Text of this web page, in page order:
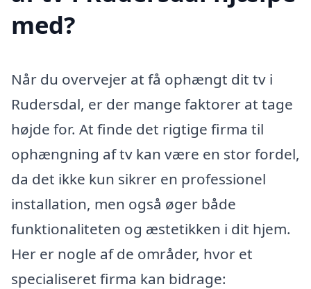
med?
Når du overvejer at få ophængt dit tv i
Rudersdal, er der mange faktorer at tage
højde for. At finde det rigtige firma til
ophængning af tv kan være en stor fordel,
da det ikke kun sikrer en professionel
installation, men også øger både
funktionaliteten og æstetikken i dit hjem.
Her er nogle af de områder, hvor et
specialiseret firma kan bidrage: